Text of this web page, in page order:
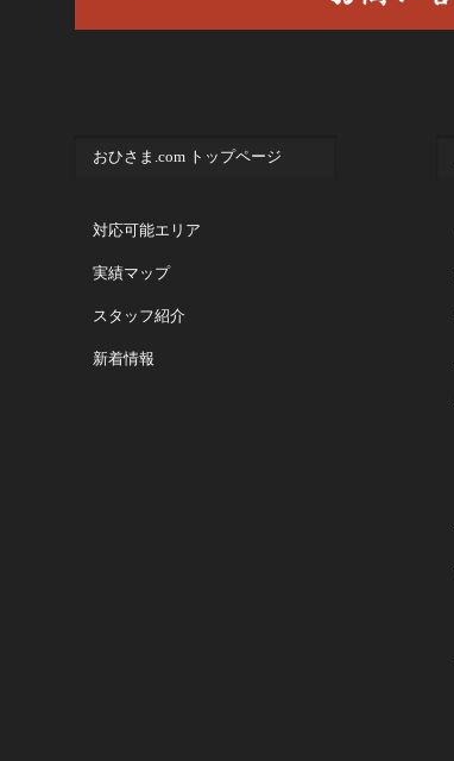
おひさま.com トップページ
対応可能エリア
実績マップ
スタッフ紹介
新着情報